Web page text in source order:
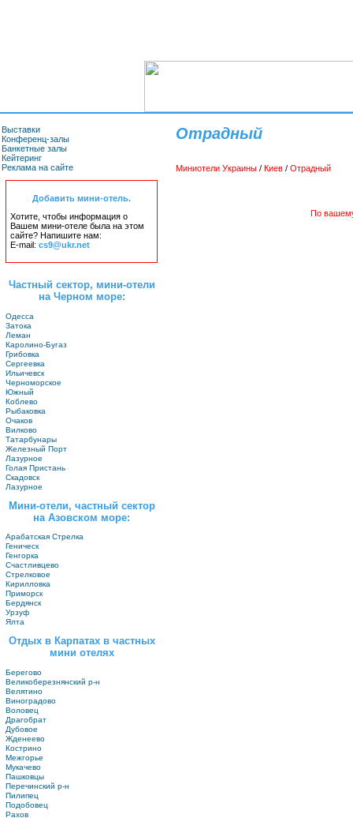
Выставки
Конференц-залы
Банкетные залы
Кейтеринг
Реклама на сайте
Добавить мини-отель.
Хотите, чтобы информация о
Вашем мини-отеле была на этом
сайте? Напишите нам:
E-mail: cs9@ukr.net
Частный сектор, мини-отели
на Черном море:
Одесса
Затока
Леман
Каролино-Бугаз
Грибовка
Сергеевка
Ильичевск
Черноморское
Южный
Коблево
Рыбаковка
Очаков
Вилково
Татарбунары
Железный Порт
Лазурное
Голая Пристань
Скадовск
Лазурное
Мини-отели, частный сектор
на Азовском море:
Арабатская Стрелка
Геническ
Генгорка
Счастливцево
Стрелковое
Кирилловка
Приморск
Бердянск
Урзуф
Ялта
Отдых в Карпатах в частных
мини отелях
Берегово
Великоберезнянский р-н
Велятино
Виноградово
Воловец
Драгобрат
Дубовое
Жденеево
Кострино
Межгорье
Мукачево
Пашковцы
Перечинский р-н
Пилипец
Подобовец
Рахов
Отрадный
Миниотели Украины / Киев / Отрадный
По